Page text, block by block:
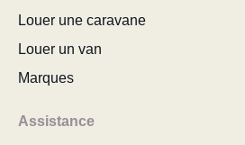
Louer une caravane
Louer un van
Marques
Assistance